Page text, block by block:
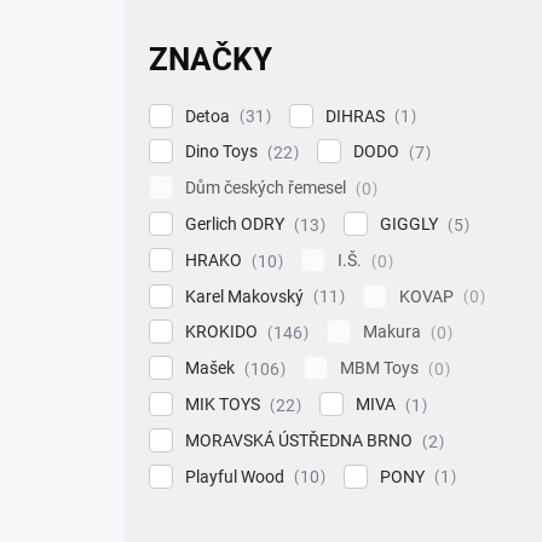
ZNAČKY
Detoa 31 DIHRAS
1
Dino Toys
22 DODO
7
Dům českých řemesel
0
Gerlich ODRY
13 GIGGLY
5
HRAKO
10 I.Š.
0
Karel Makovský
11 KOVAP
0
KROKIDO
146 Makura
0
Mašek
106 MBM Toys
0
MIK TOYS
22 MIVA
1
MORAVSKÁ ÚSTŘEDNA BRNO
2
Playful Wood
10 PONY 1